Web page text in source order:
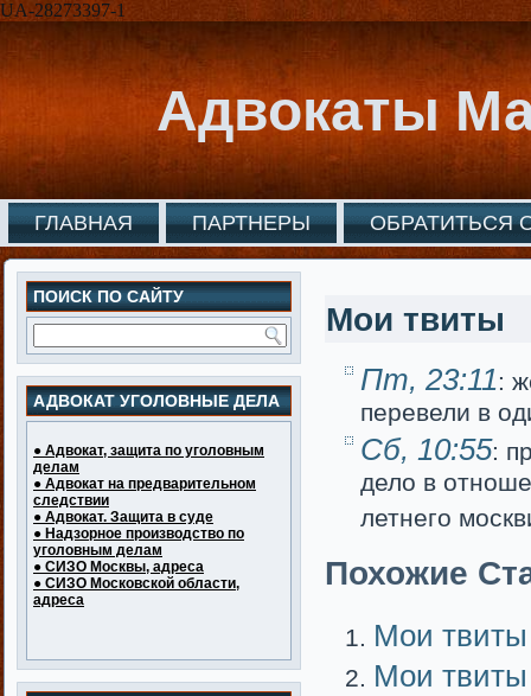
UA-28273397-1
Адвокаты
ГЛАВНАЯ ПАРТНЕРЫ ОБРАТИТЬСЯ
ПОИСК ПО САЙТУ
АДВОКАТ УГОЛОВНЫЕ ДЕЛА
● Адвокат, защита по уголовным
делам
● Адвокат на предварительном
следствии
● Адвокат. Защита в суде
● Надзорное производство по
уголовным делам
● СИЗО Москвы, адреса
● СИЗО Московской области,
адреса
Мои твиты
Пт, 23:11:
перевели в
Сб, 10:55:
дело в
летнего
Похожие
Мои твиты
Мои твиты